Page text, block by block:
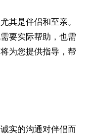
其是伴侣和至亲。
要实际帮助，也需
为您提供指导，帮
实的沟通对伴侣而